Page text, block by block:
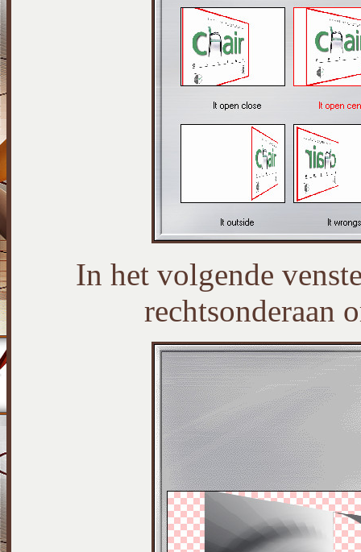
In het volgende
rechtsonderaan